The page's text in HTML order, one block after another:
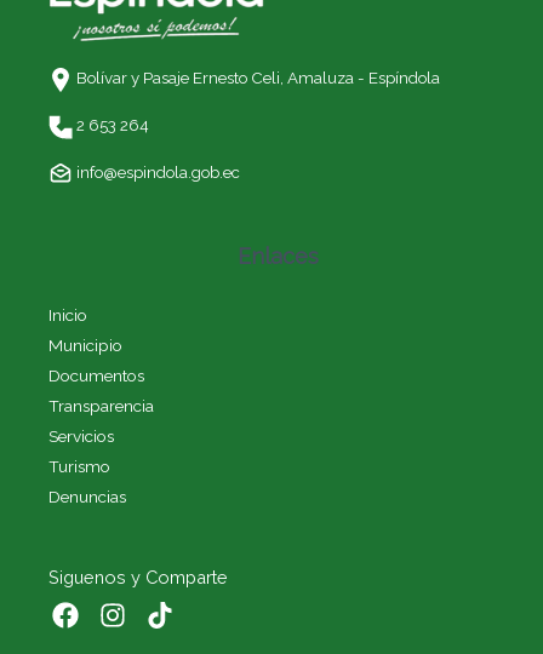
Bolívar y Pasaje Ernesto Celi, Amaluza - Espíndola
2 653 264
info@espindola.gob.ec
Enlaces
Inicio
Municipio
Documentos
Transparencia
Servicios
Turismo
Denuncias
Siguenos y Comparte